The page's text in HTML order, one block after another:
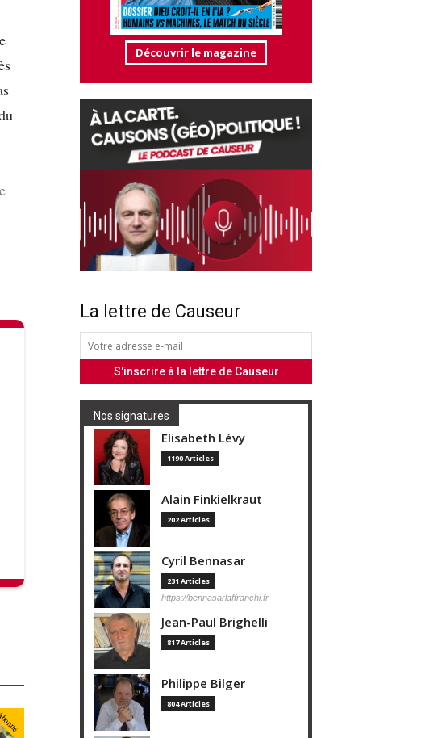
Découvrir le magazine
La lettre de Causeur
Nos signatures
Elisabeth Lévy
1190 Articles
Alain Finkielkraut
202 Articles
Cyril Bennasar
231 Articles
https://bennasarlaffranchi.fr
Jean-Paul Brighelli
817 Articles
Philippe Bilger
804 Articles